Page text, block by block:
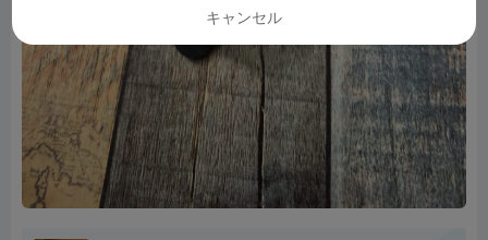
キャンセル